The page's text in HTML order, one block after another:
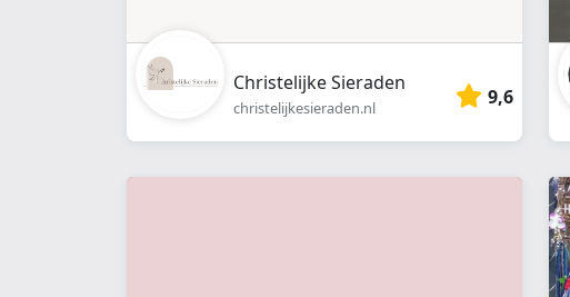
Christelijke Sieraden
christelijkesieraden.nl 9,6